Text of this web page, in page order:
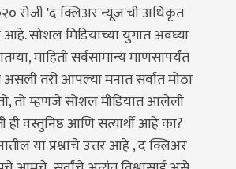
रोजी 'द क्लिअर न्यूज'ची अधिकृत
सोशल मिडियाच्या युगात अवघ्या
माहिती सर्वसामान्य माणसांपर्यंत
तरी आपल्या मनात सर्वात मोठा
तो म्हणजे सोशल मीडियात आलेली
ही वस्तुनिष्ठ आणि सत्यार्थी आहे का?
या प्रश्नाचे उत्तर आहे ,'द क्लिअर